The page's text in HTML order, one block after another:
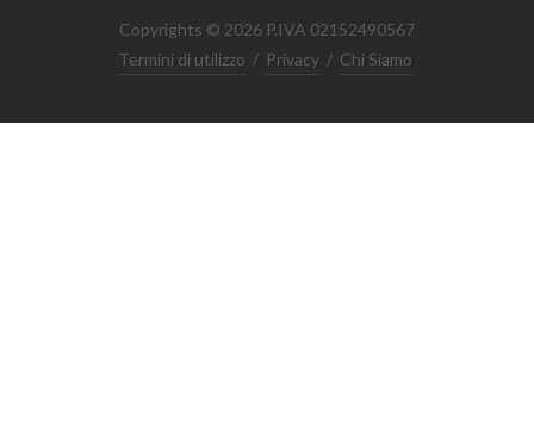
Copyrights © 2026 P.IVA 02152490567
Termini di utilizzo / Privacy / Chi Siamo